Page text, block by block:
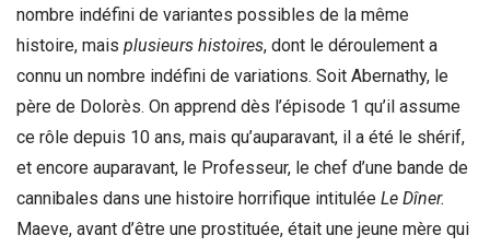
nombre indéfini de variantes possibles de la même
histoire, mais plusieurs histoires, dont le déroulement a
connu un nombre indéfini de variations. Soit Abernathy, le
père de Dolorès. On apprend dès l’épisode 1 qu’il assume
ce rôle depuis 10 ans, mais qu’auparavant, il a été le shérif,
et encore auparavant, le Professeur, le chef d’une bande de
cannibales dans une histoire horrifique intitulée Le Dîner.
Maeve, avant d’être une prostituée, était une jeune mère qui